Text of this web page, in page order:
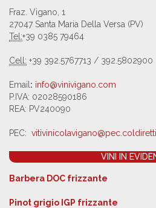
Fraz. Vigano, 1
27047 Santa Maria Della Versa (PV)
Tel:+39 0385 79464
Cell: +39 392.5767713 / 392.5802900
Email: info@vinivigano.com
P.IVA: 02028590186
REA: PV240090
PEC: vitivinicolavigano@pec.
VINI IN
Barbera DOC frizzante
Pinot grigio IGP frizzante